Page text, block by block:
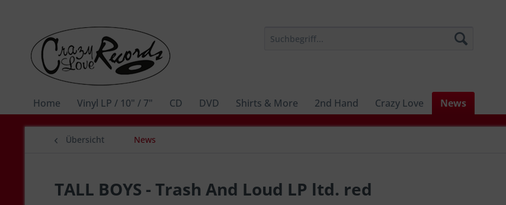
Home Vinyl LP / 10" / 7" CD DVD Shirts & More 2nd Hand Crazy Love News
Übersicht News
TALL BOYS - Trash And Loud LP ltd. red